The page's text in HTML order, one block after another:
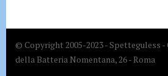
© Copyright 2005-2023 - Spetteguless -
della Batteria Nomentana, 26 - Roma